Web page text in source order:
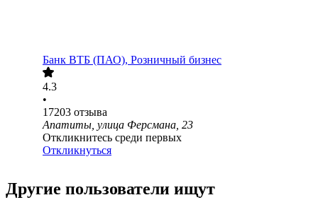
Банк ВТБ (ПАО), Розничный бизнес
4.3
•
17203 отзыва
Апатиты, улица Ферсмана, 23
Откликнитесь среди первых
Откликнуться
Другие пользователи ищут